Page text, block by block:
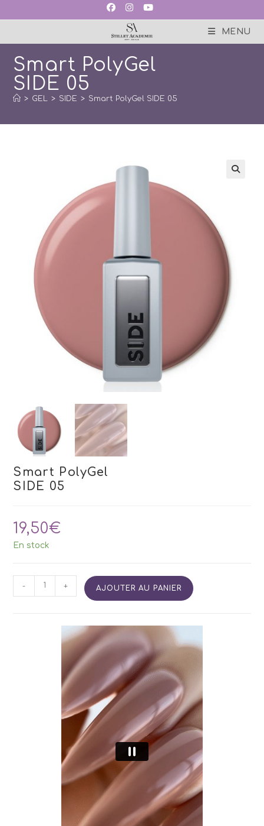
MENU
Smart PolyGel
SIDE 05
> GEL > SIDE > Smart PolyGel SIDE 05
Smart PolyGel
SIDE 05
19,50€
En stock
quantité
- + AJOUTER AU PANIER